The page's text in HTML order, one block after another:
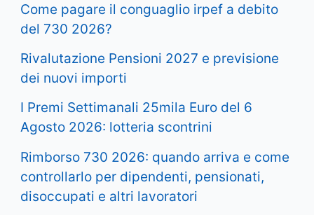
Come pagare il conguaglio irpef a debito
del 730 2026?
Rivalutazione Pensioni 2027 e previsione
dei nuovi importi
I Premi Settimanali 25mila Euro del 6
Agosto 2026: lotteria scontrini
Rimborso 730 2026: quando arriva e come
controllarlo per dipendenti, pensionati,
disoccupati e altri lavoratori